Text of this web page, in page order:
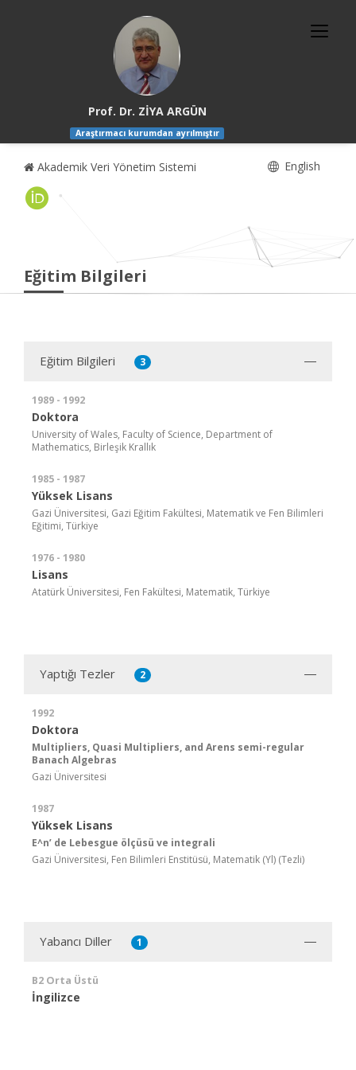
Prof. Dr. ZİYA ARGÜN
Araştırmacı kurumdan ayrılmıştır
Akademik Veri Yönetim Sistemi English
Eğitim Bilgileri
Eğitim Bilgileri 3
1989 - 1992
Doktora
University of Wales, Faculty of Science, Department of
Mathematics, Birleşik Krallık
1985 - 1987
Yüksek Lisans
Gazi Üniversitesi, Gazi Eğitim Fakültesi, Matematik ve Fen Bilimleri
Eğitimi, Türkiye
1976 - 1980
Lisans
Atatürk Üniversitesi, Fen Fakültesi, Matematik, Türkiye
Yaptığı Tezler 2
1992
Doktora
Multipliers, Quasi Multipliers, and Arens semi-regular
Banach Algebras
Gazi Üniversitesi
1987
Yüksek Lisans
E^n’ de Lebesgue ölçüsü ve integrali
Gazi Üniversitesi, Fen Bilimleri Enstitüsü, Matematik (Yl) (Tezli)
Yabancı Diller 1
B2 Orta Üstü
İngilizce